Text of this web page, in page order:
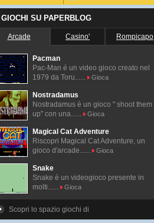
I GIOCHI SU PAPERBLOG
Arcade Casino' Rompicapo
Pacman
Pac-Man é un video gioco creato nel
1979 da Toru......
Gioca
Nostradamus
Nostradamus è un gioco " shoot them
up" con una......
Gioca
Magical Cat Adventure
Riscopri Magical Cat Adventure, un
gioco d'arcade......
Gioca
Snake
Snake è un videogioco presente in
molti......
Gioca
Scopri lo spazio giochi di